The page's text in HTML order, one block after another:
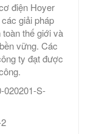
điện Hoyer
giải pháp
toàn thế giới và
vững. Các
ty đạt được
020201-S-